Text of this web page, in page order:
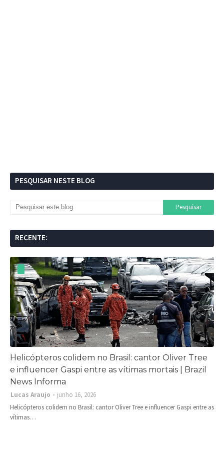
PESQUISAR NESTE BLOG
RECENTE:
Helicópteros colidem no Brasil: cantor Oliver Tree
e influencer Gaspi entre as vítimas mortais | Brazil
News Informa
Lucas Araujo
junho 16, 2026
Helicópteros colidem no Brasil: cantor Oliver Tree e influencer Gaspi entre as
vítimas…